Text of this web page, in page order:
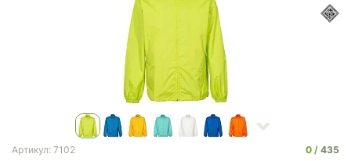
Артикул: 7102 0
435